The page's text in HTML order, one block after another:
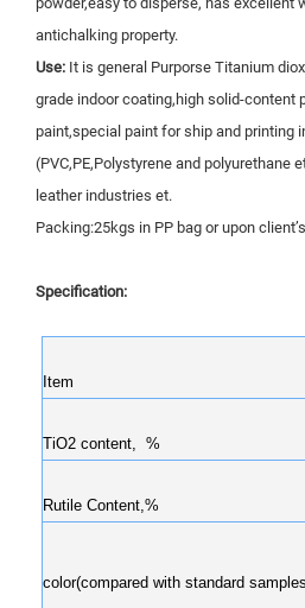
antichalking property.
Use: It is general Purporse Titanium
grade indoor coating,high solid-content
paint,special paint for ship and printing
(PVC,PE,Polystyrene and polyurethane
leather industries et.
Packing:25kgs in PP bag or upon
Specification:
Item
TiO2 content, %
Rutile Content,%
color(compared with standard